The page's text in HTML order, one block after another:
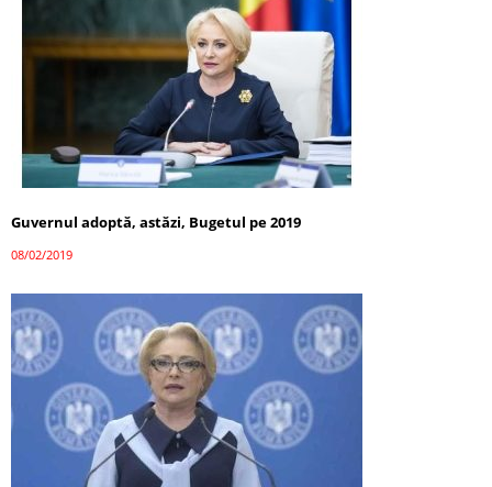
Guvernul adoptă, astăzi, Bugetul pe 2019
08/02/2019